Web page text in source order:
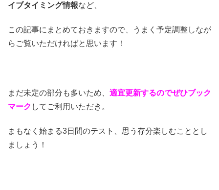
イブタイミング情報など、
この記事にまとめておきますので、うまく予定調整しなが
らご覧いただければと思います！
まだ未定の部分も多いため、 適宜更新するのでぜひブック
マーク してご利用いただき。
まもなく始まる3日間のテスト、思う存分楽しむこととし
ましょう！